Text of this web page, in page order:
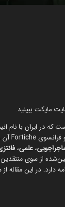
مایکت ببینید.
که در ایران با نام
،علمی،
از پاییز 2024 آغاز شده و همچنان